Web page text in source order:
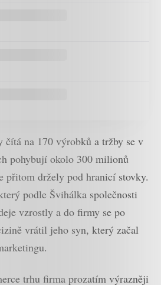
čítá na 170 výrobků a tržby se v
pohybují okolo 300 milionů
přitom držely pod hranicí stovky.
podle Švihálka společnosti
vzrostly a do firmy se po
vrátil jeho syn, který začal
trhu firma prozatím výrazněji